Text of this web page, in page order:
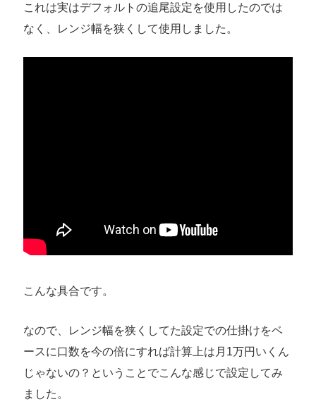
これは実はデフォルトの追尾設定を使用したのでは
なく、レンジ幅を狭くして使用しました。
こんな具合です。
なので、レンジ幅を狭くしてた設定での仕掛けをベ
ースに口数を今の倍にすれば計算上は月1万円いくん
じゃないの？ということでこんな感じで設定してみ
ました。